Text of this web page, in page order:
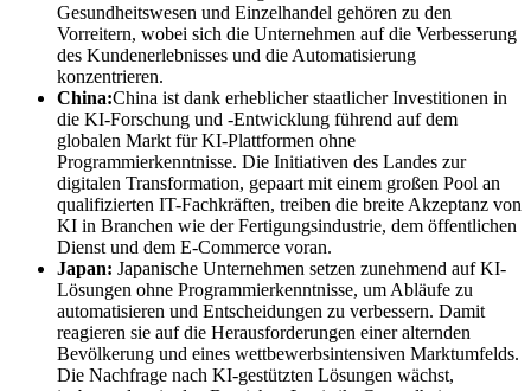
Gesundheitswesen und Einzelhandel gehören zu den
Vorreitern, wobei sich die Unternehmen auf die Verbesserung
des Kundenerlebnisses und die Automatisierung
konzentrieren.
China:China ist dank erheblicher staatlicher Investitionen in
die KI-Forschung und -Entwicklung führend auf dem
globalen Markt für KI-Plattformen ohne
Programmierkenntnisse. Die Initiativen des Landes zur
digitalen Transformation, gepaart mit einem großen Pool an
qualifizierten IT-Fachkräften, treiben die breite Akzeptanz von
KI in Branchen wie der Fertigungsindustrie, dem öffentlichen
Dienst und dem E-Commerce voran.
Japan: Japanische Unternehmen setzen zunehmend auf KI-
Lösungen ohne Programmierkenntnisse, um Abläufe zu
automatisieren und Entscheidungen zu verbessern. Damit
reagieren sie auf die Herausforderungen einer alternden
Bevölkerung und eines wettbewerbsintensiven Marktumfelds.
Die Nachfrage nach KI-gestützten Lösungen wächst,